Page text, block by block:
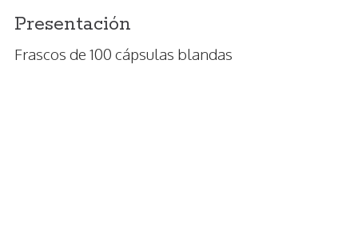
Presentación
Frascos de 100 cápsulas blandas